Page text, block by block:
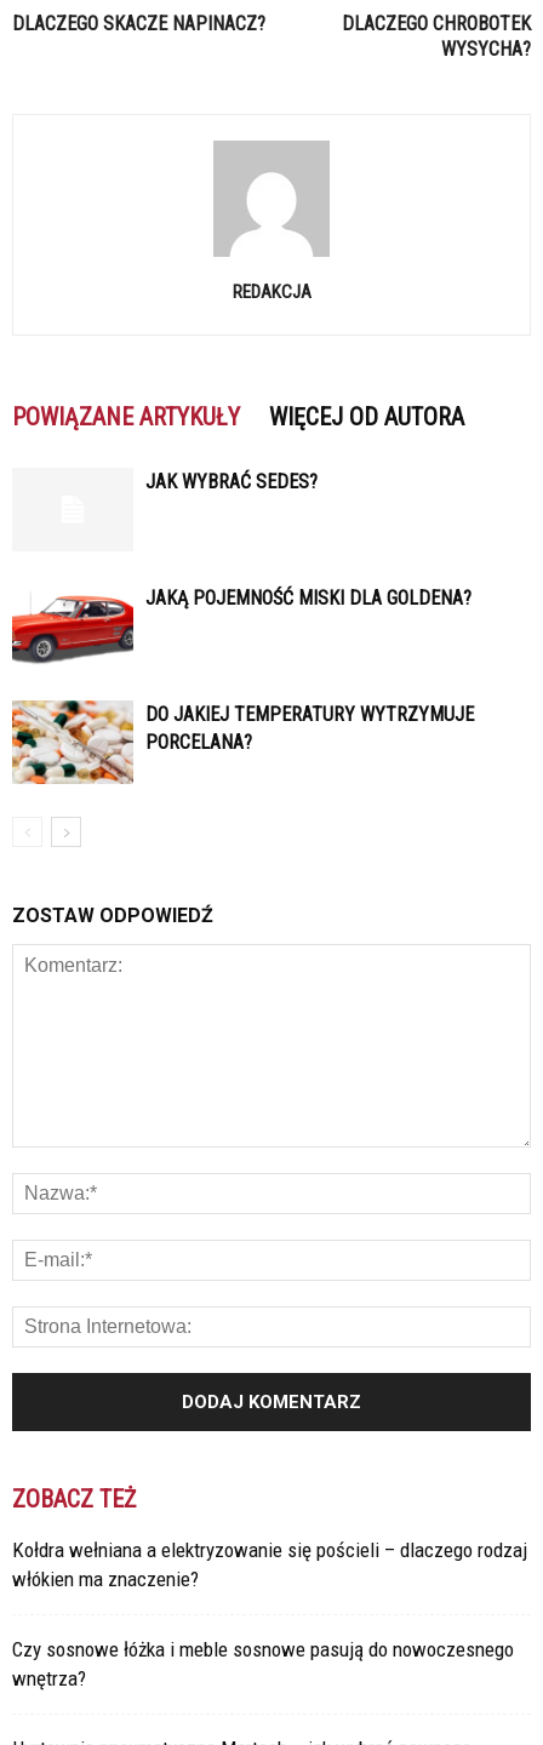
DLACZEGO SKACZE NAPINACZ?
DLACZEGO CHROBOTEK
WYSYCHA?
REDAKCJA
POWIĄZANE ARTYKUŁY WIĘCEJ OD AUTORA
JAK WYBRAĆ SEDES?
JAKĄ POJEMNOŚĆ MISKI DLA GOLDENA?
DO JAKIEJ TEMPERATURY WYTRZYMUJE
PORCELANA?
ZOSTAW ODPOWIEDŹ
ZOBACZ TEŻ
Kołdra wełniana a elektryzowanie się pościeli – dlaczego rodzaj
włókien ma znaczenie?
Czy sosnowe łóżka i meble sosnowe pasują do nowoczesnego
wnętrza?